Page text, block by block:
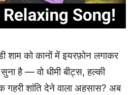
शाम को कानों में इयरफ़ोन लगाकर
है — वो धीमी बीट्स, हल्की
गहरी शांति देने वाला अहसास? अब